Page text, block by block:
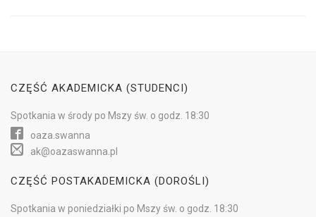
CZĘŚĆ AKADEMICKA (STUDENCI)
Spotkania w środypo Mszy św. o godz. 18:30
oaza.swanna
ak@oazaswanna.pl
CZĘŚĆ POSTAKADEMICKA (DOROŚLI)
Spotkania w poniedziałki po Mszy św. o godz. 18:30